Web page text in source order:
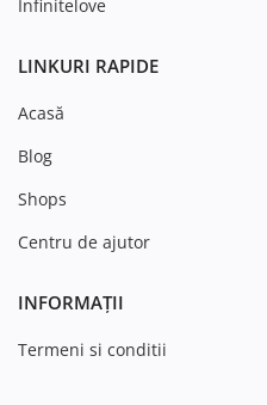
Infinitelove
LINKURI RAPIDE
Acasă
Blog
Shops
Centru de ajutor
INFORMAȚII
Termeni si conditii